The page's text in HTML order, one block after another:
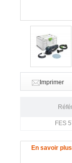
Imprimer
FES
En savoir plus